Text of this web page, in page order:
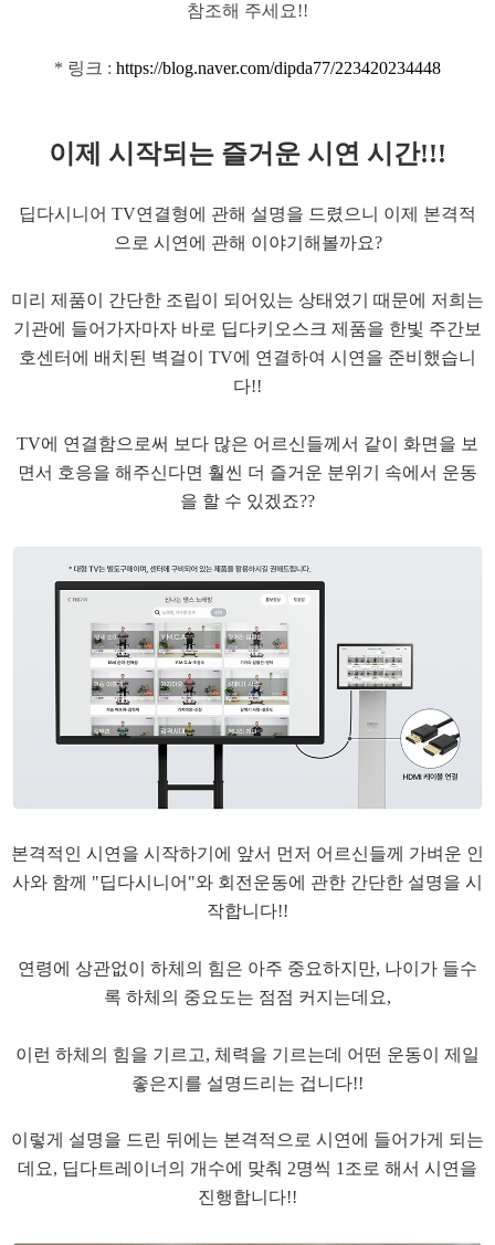
참조해 주세요!!
* 링크 : https://blog.naver.com/dipda77/223420234448
이제 시작되는 즐거운 시연 시간!!!
딥다시니어 TV연결형에 관해 설명을 드렸으니 이제 본격적
으로 시연에 관해 이야기해볼까요?
미리 제품이 간단한 조립이 되어있는 상태였기 때문에 저희는
기관에 들어가자마자 바로 딥다키오스크 제품을 한빛 주간보
호센터에 배치된 벽걸이 TV에 연결하여 시연을 준비했습니
다!!
TV에 연결함으로써 보다 많은 어르신들께서 같이 화면을 보
면서 호응을 해주신다면 훨씬 더 즐거운 분위기 속에서 운동
을 할 수 있겠죠??
​본격적인 시연을 시작하기에 앞서 먼저 어르신들께 가벼운 인
사와 함께 "딥다시니어"와 회전운동에 관한 간단한 설명을 시
작합니다!!
​연령에 상관없이 하체의 힘은 아주 중요하지만, 나이가 들수
록 하체의 중요도는 점점 커지는데요,
이런 하체의 힘을 기르고, 체력을 기르는데 어떤 운동이 제일
좋은지를 설명드리는 겁니다!!
​이렇게 설명을 드린 뒤에는 본격적으로 시연에 들어가게 되는
데요, 딥다트레이너의 개수에 맞춰 2명씩 1조로 해서 시연을
진행합니다!!